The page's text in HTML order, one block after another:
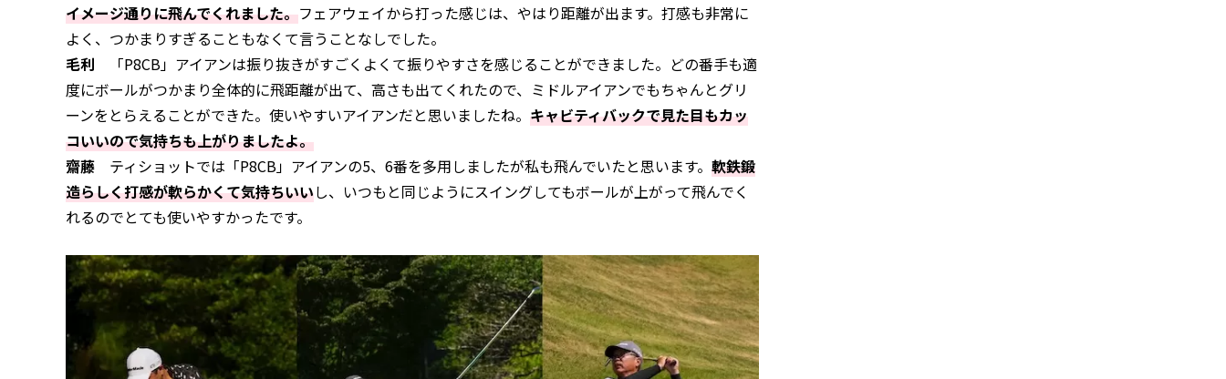
イメージ通りに飛んでくれました。フェアウェイから打った感じは、やはり距離が出ます。打感も非常に
よく、つかまりすぎることもなくて言うことなしでした。
毛利 「P8CB」アイアンは振り抜きがすごくよくて振りやすさを感じることができました。どの番手も適
度にボールがつかまり全体的に飛距離が出て、高さも出てくれたので、ミドルアイアンでもちゃんとグリ
ーンをとらえることができた。使いやすいアイアンだと思いましたね。 キャビティバックで見た目もカッ
コいいので気持ちも上がりましたよ。
齋藤 ティショットでは「P8CB」アイアンの5、6番を多用しましたが私も飛んでいたと思います。 軟鉄鍛
造らしく打感が軟らかくて気持ちいいし、いつもと同じようにスイングしてもボールが上がって飛んでく
れるのでとても使いやすかったです。